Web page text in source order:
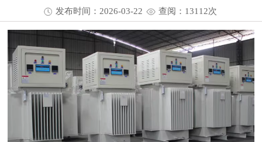
发布时间：2026-03-22 查阅：13112次